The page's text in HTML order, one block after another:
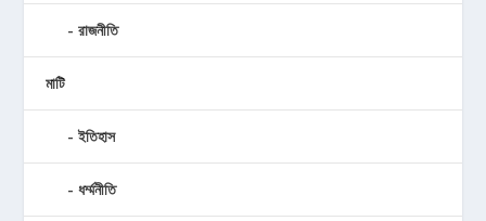
রাজনীতি
মাটি
ইতিহাস
ধর্ম্মনীতি